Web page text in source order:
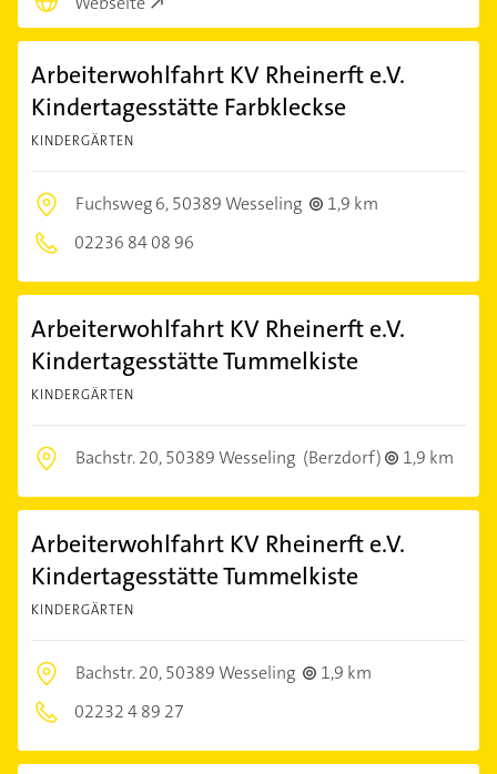
Arbeiterwohlfahrt KV Rheinerft e.V.
Kindertagesstätte Farbkleckse
KINDERGÄRTEN
Fuchsweg 6,50389 Wesseling
1,9 km
02236 84 08 96
Arbeiterwohlfahrt KV Rheinerft e.V.
Kindertagesstätte Tummelkiste
KINDERGÄRTEN
Bachstr. 20,50389 Wesseling (Berzdorf) 1,9 km
Arbeiterwohlfahrt KV Rheinerft e.V.
Kindertagesstätte Tummelkiste
KINDERGÄRTEN
Bachstr. 20,50389 Wesseling
1,9 km
02232 4 89 27